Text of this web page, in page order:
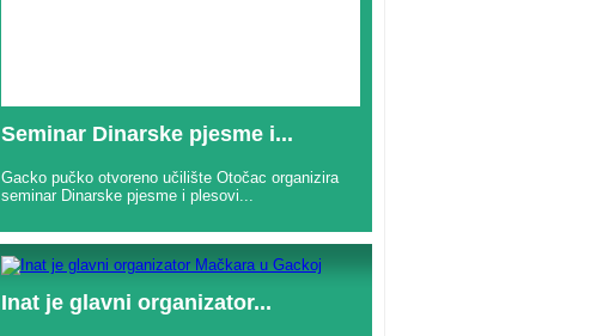
Seminar Dinarske pjesme i...
Gacko pučko otvoreno učilište Otočac organizira
seminar Dinarske pjesme i plesovi...
Inat je glavni organizator...